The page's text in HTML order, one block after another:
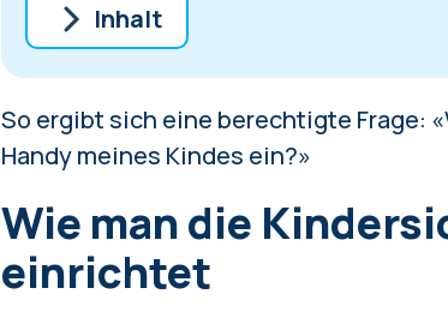
Inhalt
Wie man die Kindersicherung auf
Wie man die Kindersicherung auf
Der Respekt gegenüber dem
So ergibt sich eine berechtigte Frage:
Handy meines Kindes ein?»
Wie man die
einrichtet